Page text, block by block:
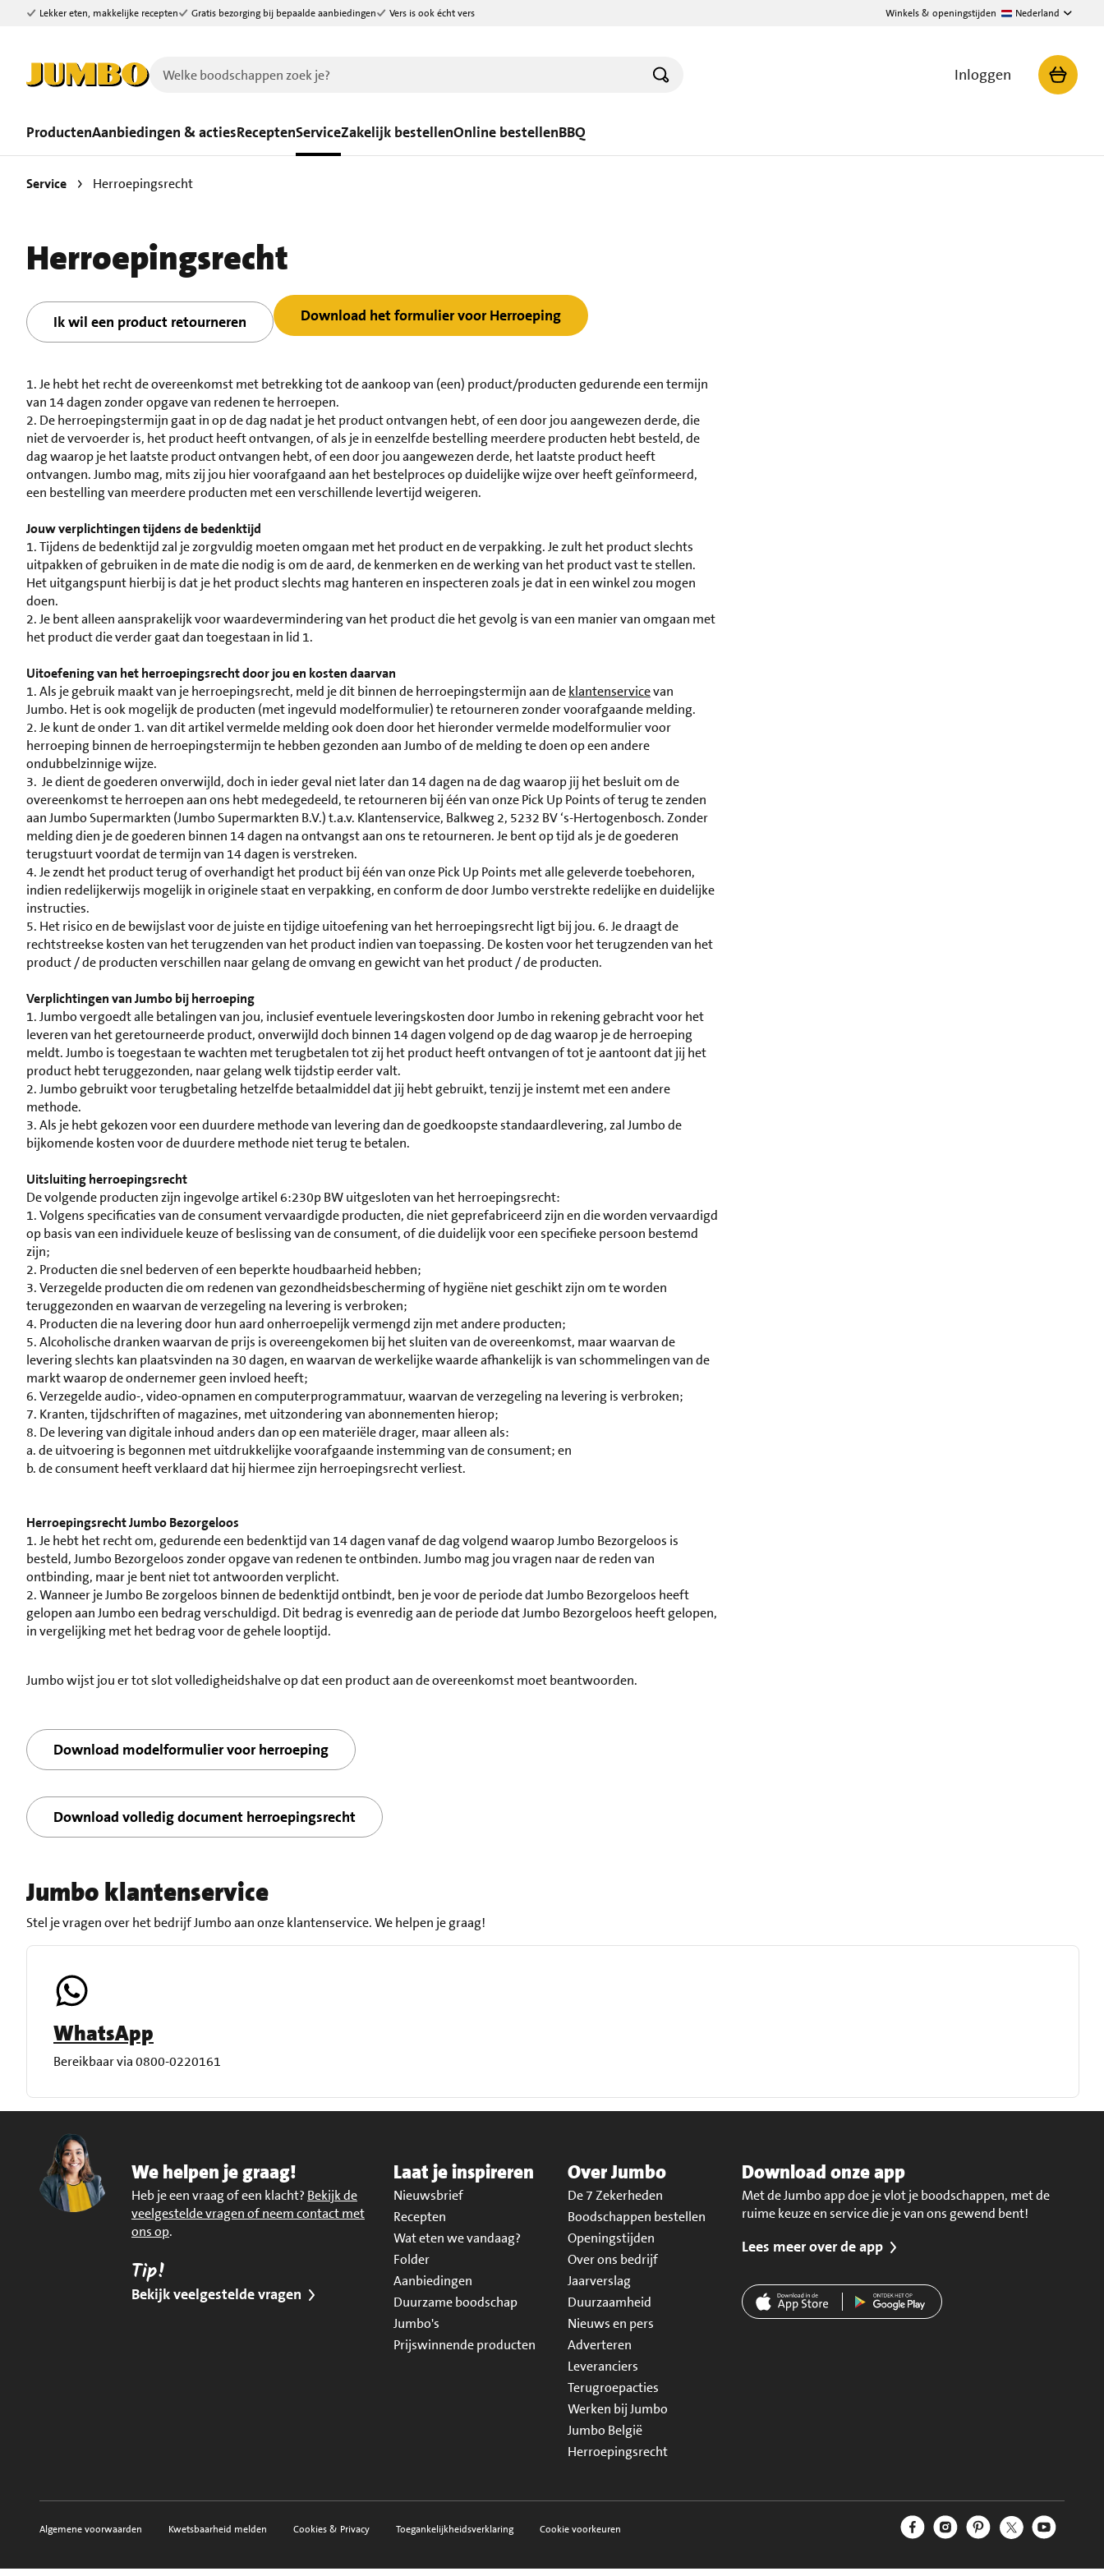
Ga naar zoeken
Ga naar hoofdinhoud
Lekker eten, makkelijke recepten Gratis bezorging bij bepaalde aanbiedingen Vers is ook écht vers Winkels & openingstijden Nederland
Inloggen
ProductenAanbiedingen & actiesReceptenServiceZakelijk bestellenOnline bestellenBBQ
Service Herroepingsrecht
Herroepingsrecht
Ik wil een product retourneren Download het formulier voor Herroeping
1. Je hebt het recht de overeenkomst met betrekking tot de aankoop van (een) product/producten gedurende een termijn
van 14 dagen zonder opgave van redenen te herroepen.
2. De herroepingstermijn gaat in op de dag nadat je het product ontvangen hebt, of een door jou aangewezen derde, die
niet de vervoerder is, het product heeft ontvangen, of als je in eenzelfde bestelling meerdere producten hebt besteld, de
dag waarop je het laatste product ontvangen hebt, of een door jou aangewezen derde, het laatste product heeft
ontvangen. Jumbo mag, mits zij jou hier voorafgaand aan het bestelproces op duidelijke wijze over heeft geïnformeerd,
een bestelling van meerdere producten met een verschillende levertijd weigeren.
Jouw verplichtingen tijdens de bedenktijd
1. Tijdens de bedenktijd zal je zorgvuldig moeten omgaan met het product en de verpakking. Je zult het product slechts
uitpakken of gebruiken in de mate die nodig is om de aard, de kenmerken en de werking van het product vast te stellen.
Het uitgangspunt hierbij is dat je het product slechts mag hanteren en inspecteren zoals je dat in een winkel zou mogen
doen.
2. Je bent alleen aansprakelijk voor waardevermindering van het product die het gevolg is van een manier van omgaan met
het product die verder gaat dan toegestaan in lid 1.
Uitoefening van het herroepingsrecht door jou en kosten daarvan
1. Als je gebruik maakt van je herroepingsrecht, meld je dit binnen de herroepingstermijn aan deklantenservicevan
Jumbo. Het is ook mogelijk de producten (met ingevuld modelformulier) te retourneren zonder voorafgaande melding.
2. Je kunt de onder 1. van dit artikel vermelde melding ook doen door het hieronder vermelde modelformulier voor
herroeping binnen de herroepingstermijn te hebben gezonden aan Jumbo of de melding te doen op een andere
ondubbelzinnige wijze.
3. Je dient de goederen onverwijld, doch in ieder geval niet later dan 14 dagen na de dag waarop jij het besluit om de
overeenkomst te herroepen aan ons hebt medegedeeld, te retourneren bij één van onze Pick Up Points of terug te zenden
aan Jumbo Supermarkten (Jumbo Supermarkten B.V.) t.a.v. Klantenservice, Balkweg 2, 5232 BV ‘s-Hertogenbosch. Zonder
melding dien je de goederen binnen 14 dagen na ontvangst aan ons te retourneren. Je bent op tijd als je de goederen
terugstuurt voordat de termijn van 14 dagen is verstreken.
4. Je zendt het product terug of overhandigt het product bij één van onze Pick Up Points met alle geleverde toebehoren,
indien redelijkerwijs mogelijk in originele staat en verpakking, en conform de door Jumbo verstrekte redelijke en duidelijke
instructies.
5. Het risico en de bewijslast voor de juiste en tijdige uitoefening van het herroepingsrecht ligt bij jou. 6. Je draagt de
rechtstreekse kosten van het terugzenden van het product indien van toepassing. De kosten voor het terugzenden van het
product / de producten verschillen naar gelang de omvang en gewicht van het product / de producten.
Verplichtingen van Jumbo bij herroeping
1. Jumbo vergoedt alle betalingen van jou, inclusief eventuele leveringskosten door Jumbo in rekening gebracht voor het
leveren van het geretourneerde product, onverwijld doch binnen 14 dagen volgend op de dag waarop je de herroeping
meldt. Jumbo is toegestaan te wachten met terugbetalen tot zij het product heeft ontvangen of tot je aantoont dat jij het
product hebt teruggezonden, naar gelang welk tijdstip eerder valt.
2. Jumbo gebruikt voor terugbetaling hetzelfde betaalmiddel dat jij hebt gebruikt, tenzij je instemt met een andere
methode.
3. Als je hebt gekozen voor een duurdere methode van levering dan de goedkoopste standaardlevering, zal Jumbo de
bijkomende kosten voor de duurdere methode niet terug te betalen.
Uitsluiting herroepingsrecht
De volgende producten zijn ingevolge artikel 6:230p BW uitgesloten van het herroepingsrecht:
1. Volgens specificaties van de consument vervaardigde producten, die niet geprefabriceerd zijn en die worden vervaardigd
op basis van een individuele keuze of beslissing van de consument, of die duidelijk voor een specifieke persoon bestemd
zijn;
2. Producten die snel bederven of een beperkte houdbaarheid hebben;
3. Verzegelde producten die om redenen van gezondheidsbescherming of hygiëne niet geschikt zijn om te worden
teruggezonden en waarvan de verzegeling na levering is verbroken;
4. Producten die na levering door hun aard onherroepelijk vermengd zijn met andere producten;
5. Alcoholische dranken waarvan de prijs is overeengekomen bij het sluiten van de overeenkomst, maar waarvan de
levering slechts kan plaatsvinden na 30 dagen, en waarvan de werkelijke waarde afhankelijk is van schommelingen van de
markt waarop de ondernemer geen invloed heeft;
6. Verzegelde audio-, video-opnamen en computerprogrammatuur, waarvan de verzegeling na levering is verbroken;
7. Kranten, tijdschriften of magazines, met uitzondering van abonnementen hierop;
8. De levering van digitale inhoud anders dan op een materiële drager, maar alleen als:
a. de uitvoering is begonnen met uitdrukkelijke voorafgaande instemming van de consument; en
b. de consument heeft verklaard dat hij hiermee zijn herroepingsrecht verliest.
Herroepingsrecht Jumbo Bezorgeloos
1. Je hebt het recht om, gedurende een bedenktijd van 14 dagen vanaf de dag volgend waarop Jumbo Bezorgeloos is
besteld, Jumbo Bezorgeloos zonder opgave van redenen te ontbinden. Jumbo mag jou vragen naar de reden van
ontbinding, maar je bent niet tot antwoorden verplicht.
2. Wanneer je Jumbo Be zorgeloos binnen de bedenktijd ontbindt, ben je voor de periode dat Jumbo Bezorgeloos heeft
gelopen aan Jumbo een bedrag verschuldigd. Dit bedrag is evenredig aan de periode dat Jumbo Bezorgeloos heeft gelopen,
in vergelijking met het bedrag voor de gehele looptijd.
Jumbo wijst jou er tot slot volledigheidshalve op dat een product aan de overeenkomst moet beantwoorden.
Download modelformulier voor herroeping
Download volledig document herroepingsrecht
Jumbo klantenservice
Stel je vragen over het bedrijf Jumbo aan onze klantenservice. We helpen je graag!
WhatsApp
Bereikbaar via 0800-0220161
We helpen je graag!
Heb je een vraag of een klacht? Bekijk de
veelgestelde vragen of neem contact met
ons op.
Tip!
Bekijk veelgestelde vragen
Laat je inspireren
Nieuwsbrief
Recepten
Wat eten we vandaag?
Folder
Aanbiedingen
Duurzame boodschap
Jumbo's
Prijswinnende producten
Over Jumbo
De 7 Zekerheden
Boodschappen bestellen
Openingstijden
Over ons bedrijf
Jaarverslag
Duurzaamheid
Nieuws en pers
Adverteren
Leveranciers
Terugroepacties
Werken bij Jumbo
Jumbo België
Herroepingsrecht
Download onze app
Met de Jumbo app doe je vlot je boodschappen, met de
ruime keuze en service die je van ons gewend bent!
Lees meer over de app
Voorwaarden, privacy en sitemap
Algemene voorwaarden Kwetsbaarheid melden Cookies & Privacy Toegankelijkheidsverklaring Cookie voorkeuren Volg ons
Jumbo Facebook
Jumbo Instagram
Jumbo Pinterest
Jumbo Twitter
Jumbo